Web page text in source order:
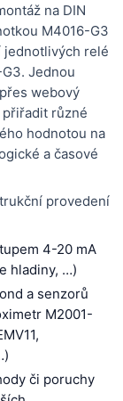
na DIN
M4016-G3
jednotlivých relé
Jednou
webový
různé
hodnotou na
a časové
provedení
4-20 mA
hladiny, …)
a senzorů
M2001-
či poruchy